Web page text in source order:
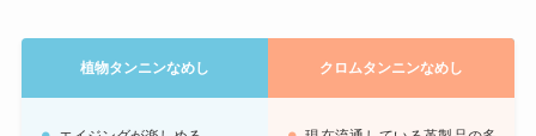
植物タンニンなめし クロムタンニンなめし